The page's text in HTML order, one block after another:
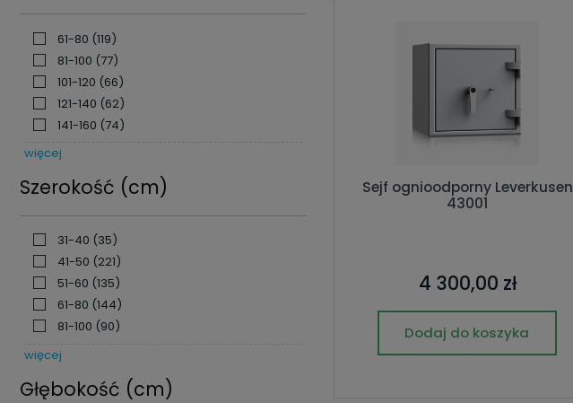
61-80 (119)
81-100 (77)
101-120 (66)
121-140 (62)
141-160 (74)
więcej
Szerokość (cm)
31-40 (35)
41-50 (221)
51-60 (135)
61-80 (144)
81-100 (90)
więcej
Głębokość (cm)
Sejf ognioodporny Leverkusen
43001
4 300,00 zł
Dodaj do koszyka